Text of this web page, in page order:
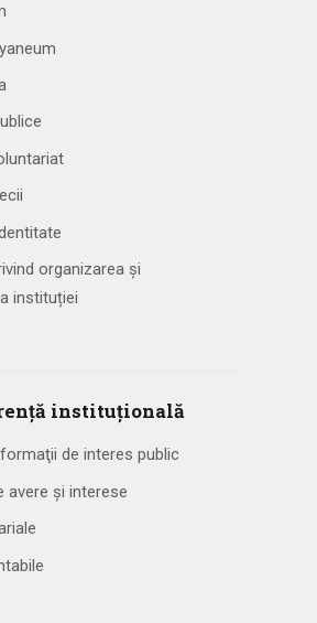
organizarea și
instituției
instituțională
de interes public
avere și interese